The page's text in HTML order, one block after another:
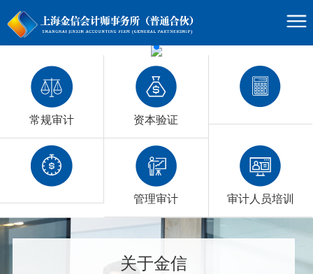
常规审计 资本验证
管理审计 审计人员培训
关于金信